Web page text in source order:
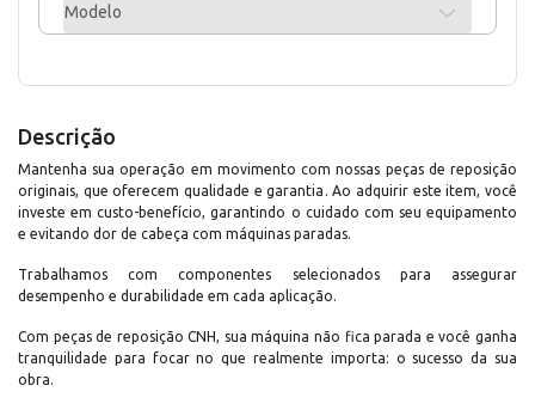
Modelo
Descrição
Mantenha sua operação em movimento com nossas peças de reposição
originais, que oferecem qualidade e garantia. Ao adquirir este item, você
investe em custo-benefício, garantindo o cuidado com seu equipamento
e evitando dor de cabeça com máquinas paradas.
Trabalhamos com componentes selecionados para assegurar
desempenho e durabilidade em cada aplicação.
Com peças de reposição CNH, sua máquina não fica parada e você ganha
tranquilidade para focar no que realmente importa: o sucesso da sua
obra.